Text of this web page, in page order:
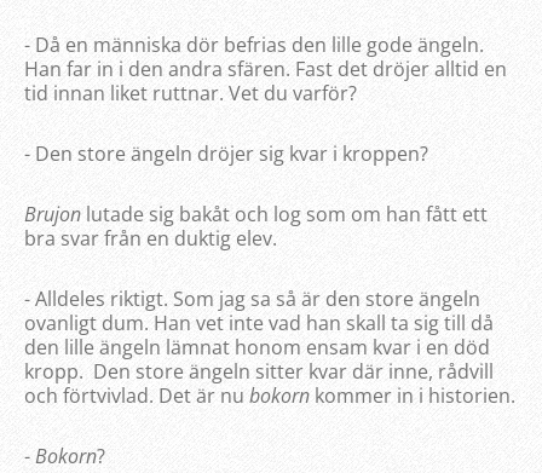
- Då en människa dör befrias den lille gode ängeln.
Han far in i den andra sfären. Fast det dröjer alltid en
tid innan liket ruttnar. Vet du varför?
- Den store ängeln dröjer sig kvar i kroppen?
Brujon lutade sig bakåt och log som om han fått ett
bra svar från en duktig elev.
- Alldeles riktigt. Som jag sa så är den store ängeln
ovanligt dum. Han vet inte vad han skall ta sig till då
den lille ängeln lämnat honom ensam kvar i en död
kropp. Den store ängeln sitter kvar där inne, rådvill
och förtvivlad. Det är nu bokorn kommer in i historien.
-Bokorn?